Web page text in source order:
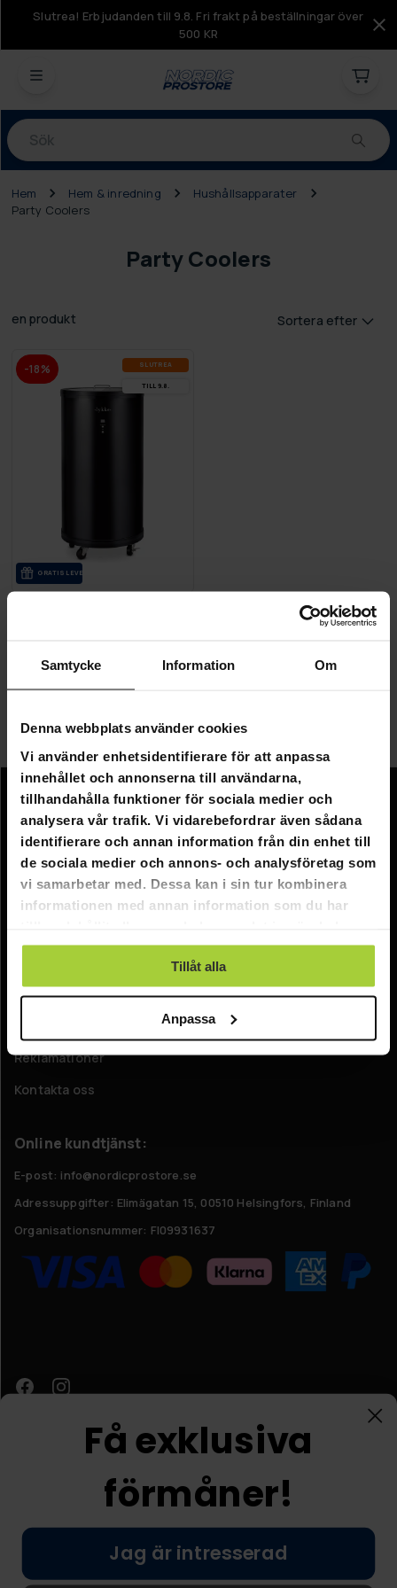
Samtycke Information Om
Denna webbplats använder cookies
Vi använder enhetsidentifierare för att anpassa
innehållet och annonserna till användarna,
tillhandahålla funktioner för sociala medier och
analysera vår trafik. Vi vidarebefordrar även sådana
identifierare och annan information från din enhet till
de sociala medier och annons- och analysföretag som
vi samarbetar med. Dessa kan i sin tur kombinera
informationen med annan information som du har
använt deras tjänster.
Tillåt alla
Anpassa
Slutrea! Erbjudanden till 9.8. Fri frakt på beställningar över
500 KR
Produkter
Hem Hem & inredning
Hushållsapparater
Party Coolers
Party Coolers
en produkt Sortera efter
-18% SLUT­REA
TILL 9.8.
GRA­TIS LE­VE­RANS
Party Coolers
Information
Företagsinformation
Om oss
Leverans
Reklamationer
Kontakta oss
Online kundtjänst:
E-post: info@nordicprostore.se
Adressuppgifter: Elimägatan 15, 00510 Helsingfors, Finland
Organisationsnummer: FI09931637
© Nordic Prostore 2026
Allmänna villkor
Få exklusiva
förmåner!
Jag är intresserad